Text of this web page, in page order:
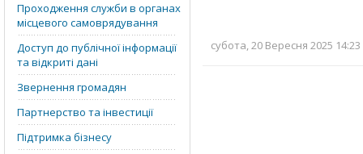
Проходження служби в органах
місцевого самоврядування
Доступ до публічної інформації
та відкриті дані
Звернення громадян
Партнерство та інвестиції
Підтримка бізнесу
субота, 20 Вересня 2025